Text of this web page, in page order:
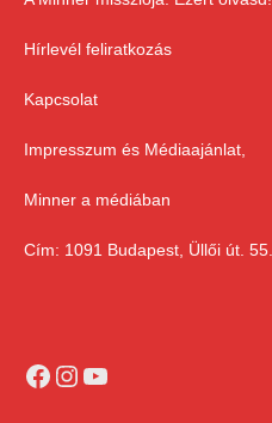
Hírlevél feliratkozás
Kapcsolat
Impresszum és Médiaajánlat,
Minner a médiában
Cím: 1091 Budapest, Üllői út. 55.
Facebook
Instagram
YouTube